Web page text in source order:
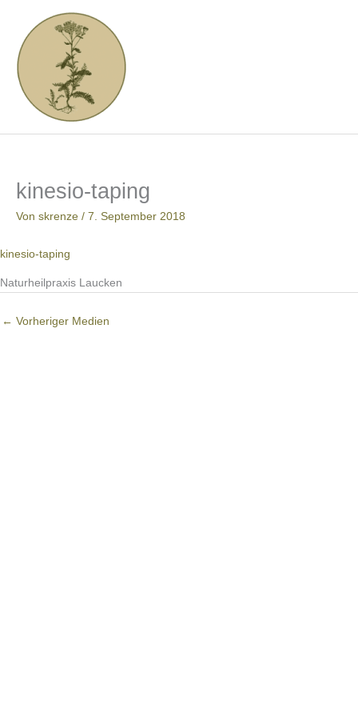
springen
kinesio-taping
Von skrenze / 7. September 2018
kinesio-taping
Naturheilpraxis Laucken
← Vorheriger Medien